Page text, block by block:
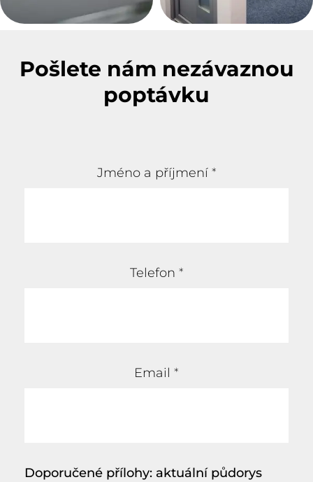
Pošlete nám nezávaznou
poptávku
Jméno a příjmení *
Telefon *
Email *
Doporučené přílohy: aktuální půdorys